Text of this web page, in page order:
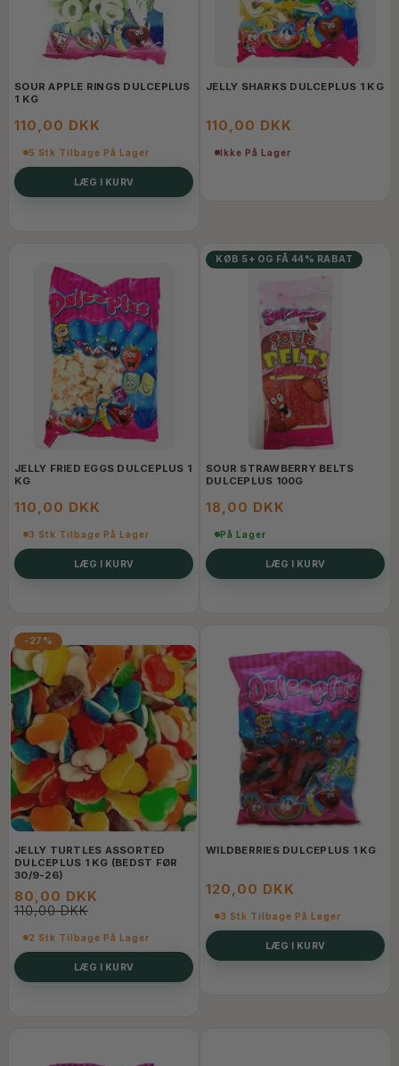
SOUR APPLE RINGS DULCEPLUS
1 KG
110,00 DKK
5 Stk Tilbage På Lager
LÆG I KURV
JELLY SHARKS DULCEPLUS 1 KG
110,00 DKK
Ikke På Lager
JELLY FRIED EGGS DULCEPLUS 1
KG
110,00 DKK
3 Stk Tilbage På Lager
LÆG I KURV
KØB 5+ OG FÅ 44% RABAT
SOUR STRAWBERRY BELTS
DULCEPLUS 100G
18,00 DKK
På Lager
LÆG I KURV
-27%
JELLY TURTLES ASSORTED
DULCEPLUS 1 KG (BEDST FØR
30/9-26)
80,00 DKK
110,00 DKK
2 Stk Tilbage På Lager
LÆG I KURV
WILDBERRIES DULCEPLUS 1 KG
120,00 DKK
3 Stk Tilbage På Lager
LÆG I KURV